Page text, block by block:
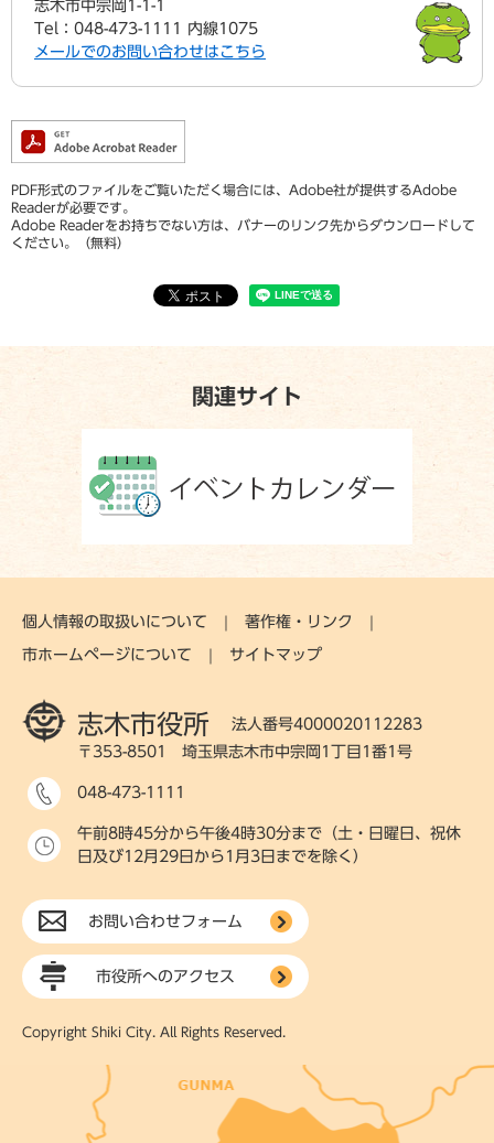
志木市中宗岡1-1-1
Tel：048-473-1111 内線1075
メールでのお問い合わせはこちら
PDF形式のファイルをご覧いただく場合には、Adobe社が提供するAdobe
Readerが必要です。
Adobe Readerをお持ちでない方は、バナーのリンク先からダウンロードして
ください。（無料）
関連サイト
個人情報の取扱いについて 著作権・リンク
市ホームページについて サイトマップ
志木市役所
法人番号4000020112283
〒353-8501 埼玉県志木市中宗岡1丁目1番1号
048-473-1111
午前8時45分から午後4時30分まで（土・日曜日、祝休
日及び12月29日から1月3日までを除く）
お問い合わせフォーム
市役所へのアクセス
Copyright Shiki City. All Rights Reserved.